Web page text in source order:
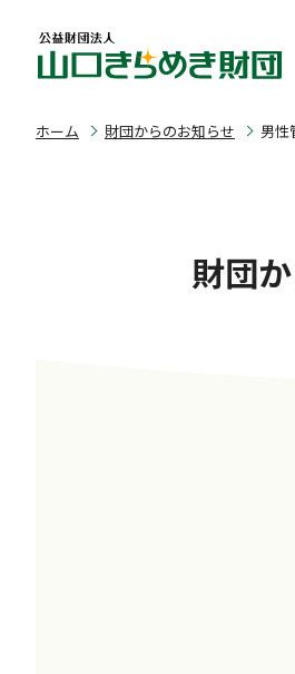
財団
ホーム 財団からのお知らせ 男性